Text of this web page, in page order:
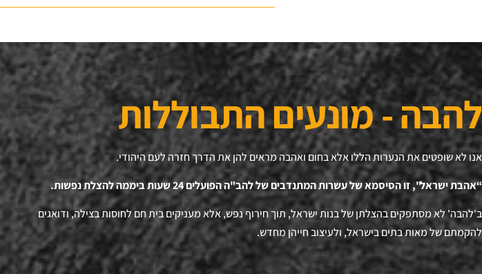
להבה - מונעים התבוללות
אנו לא שופטים את הנערות הללו אלא בחום ואהבה מראים להן את הדרך חזרה לעם היהודי.
“אהבת ישראל", זו הסיסמא של עשרות המתנדבים של להב"ה הפועלים 24 שעות ביממה להצלת נפשות.
ב'להבה' לא מסתפקים בהצלתן של בנות ישראל, תוך חירוף נפש, אלא מעניקים בית חם לחוסות בצילה, ודואגים
להקמתם של מאות בתים בישראל, ולעיצוב חייהן מחדש.